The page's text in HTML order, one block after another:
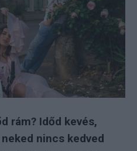
rám? Időd kevés,
nincs kedved